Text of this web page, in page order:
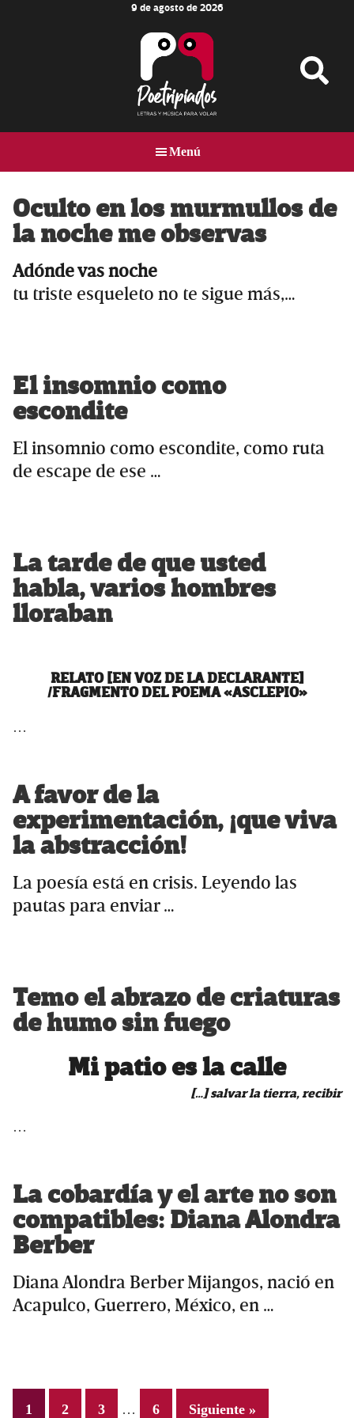
9 de agosto de 2026
MÚSICA
PARA
Menú
Oculto en los murmullos de
la noche me observas
Adónde vas noche
tu triste esqueleto no te sigue más,…
El insomnio como
escondite
El insomnio como escondite, como ruta
de escape de ese …
La tarde de que usted
habla, varios hombres
lloraban
RELATO [EN VOZ DE LA DECLARANTE]
/FRAGMENTO DEL POEMA «ASCLEPIO»
…
A favor de la
experimentación, ¡que viva
la abstracción!
La poesía está en crisis. Leyendo las
pautas para enviar …
Temo el abrazo de criaturas
de humo sin fuego
Mi patio es la calle
[…] salvar la tierra, recibir
…
La cobardía y el arte no son
compatibles: Diana Alondra
Berber
Diana Alondra Berber Mijangos, nació en
Acapulco, Guerrero, México, en …
Page
1 Page
2 Page
3 … Page
6 Siguiente »